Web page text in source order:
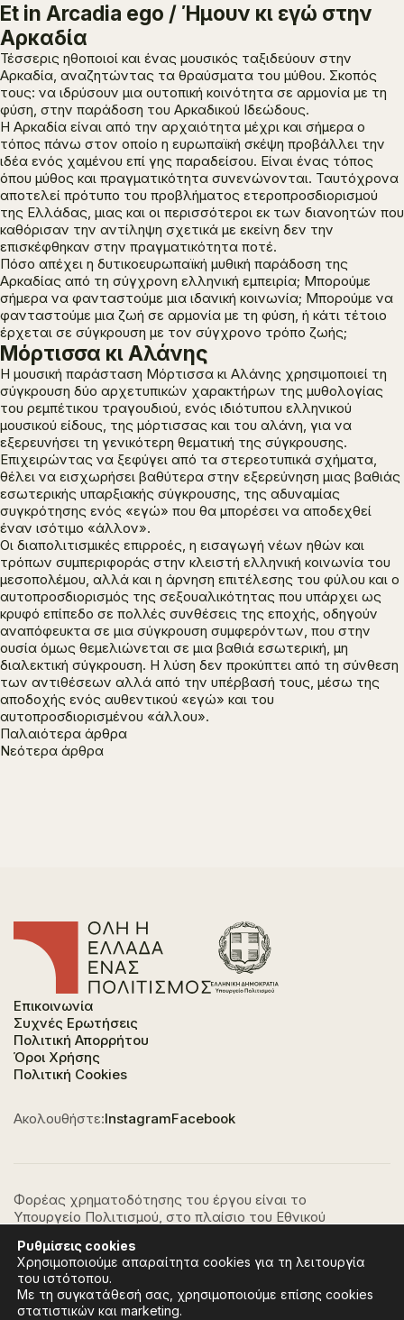
Et in Arcadia ego / Ήμουν κι εγώ στην
Αρκαδία
Τέσσερις ηθοποιοί και ένας μουσικός ταξιδεύουν στην
Αρκαδία, αναζητώντας τα θραύσματα του μύθου. Σκοπός
τους: να ιδρύσουν μια ουτοπική κοινότητα σε αρμονία με τη
φύση, στην παράδοση του Αρκαδικού Ιδεώδους.
Η Αρκαδία είναι από την αρχαιότητα μέχρι και σήμερα ο
τόπος πάνω στον οποίο η ευρωπαϊκή σκέψη προβάλλει την
ιδέα ενός χαμένου επί γης παραδείσου. Είναι ένας τόπος
όπου μύθος και πραγματικότητα συνενώνονται. Ταυτόχρονα
αποτελεί πρότυπο του προβλήματος ετεροπροσδιορισμού
της Ελλάδας, μιας και οι περισσότεροι εκ των διανοητών που
καθόρισαν την αντίληψη σχετικά με εκείνη δεν την
επισκέφθηκαν στην πραγματικότητα ποτέ.
Πόσο απέχει η δυτικοευρωπαϊκή μυθική παράδοση της
Αρκαδίας από τη σύγχρονη ελληνική εμπειρία; Μπορούμε
σήμερα να φανταστούμε μια ιδανική κοινωνία; Μπορούμε να
φανταστούμε μια ζωή σε αρμονία με τη φύση, ή κάτι τέτοιο
έρχεται σε σύγκρουση με τον σύγχρονο τρόπο ζωής;
Μόρτισσα κι Αλάνης
Η μουσική παράσταση Μόρτισσα κι Αλάνης χρησιμοποιεί τη
σύγκρουση δύο αρχετυπικών χαρακτήρων της μυθολογίας
του ρεμπέτικου τραγουδιού, ενός ιδιότυπου ελληνικού
μουσικού είδους, της μόρτισσας και του αλάνη, για να
εξερευνήσει τη γενικότερη θεματική της σύγκρουσης.
Επιχειρώντας να ξεφύγει από τα στερεοτυπικά σχήματα,
θέλει να εισχωρήσει βαθύτερα στην εξερεύνηση μιας βαθιάς
εσωτερικής υπαρξιακής σύγκρουσης, της αδυναμίας
συγκρότησης ενός «εγώ» που θα μπορέσει να αποδεχθεί
έναν ισότιμο «άλλον».
Οι διαπολιτισμικές επιρροές, η εισαγωγή νέων ηθών και
τρόπων συμπεριφοράς στην κλειστή ελληνική κοινωνία του
μεσοπολέμου, αλλά και η άρνηση επιτέλεσης του φύλου και ο
αυτοπροσδιορισμός της σεξουαλικότητας που υπάρχει ως
κρυφό επίπεδο σε πολλές συνθέσεις της εποχής, οδηγούν
αναπόφευκτα σε μια σύγκρουση συμφερόντων, που στην
ουσία όμως θεμελιώνεται σε μια βαθιά εσωτερική, μη
διαλεκτική σύγκρουση. Η λύση δεν προκύπτει από τη σύνθεση
των αντιθέσεων αλλά από την υπέρβασή τους, μέσω της
αποδοχής ενός αυθεντικού «εγώ» και του
αυτοπροσδιορισμένου «άλλου».
Πλοήγηση
άρθρων
Παλαιότερα άρθρα
Νεότερα άρθρα
Επικοινωνία
Συχνές Ερωτήσεις
Πολιτική Απορρήτου
Όροι Χρήσης
Πολιτική Cookies
Ακολουθήστε:InstagramFacebook
Φορέας χρηματοδότησης του έργου είναι το
Υπουργείο Πολιτισμού, στο πλαίσιο του Εθνικού
2.0" με τη χρηματοδότηση της Ευρωπαϊκής Ένωσης -
NextGeneration EU.
Ρυθμίσεις cookies
Χρησιμοποιούμε απαραίτητα cookies για τη λειτουργία
του ιστότοπου.
Με τη συγκατάθεσή σας, χρησιμοποιούμε επίσης cookies
στατιστικών και marketing.